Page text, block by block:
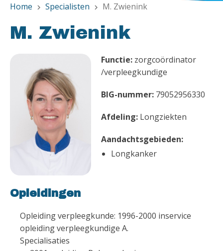
Home chevron_right Specialisten chevron_right M. Zwienink
M. Zwienink
Functie: zorgcoördinator
/verpleegkundige
BIG-nummer: 79052956330
Afdeling: Longziekten
Aandachtsgebieden:
Longkanker
Opleidingen
Opleiding verpleegkunde: 1996-2000 inservice
opleiding verpleegkundige A.
Specialisaties